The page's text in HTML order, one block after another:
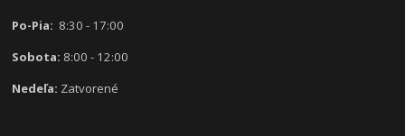
Po-Pia: 8:30 - 17:00
Sobota: 8:00 - 12:00
Nedeľa: Zatvorené